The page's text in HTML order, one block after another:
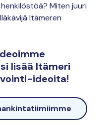
Miten juuri
Itämeren
lisää Itämeri
ideoita!